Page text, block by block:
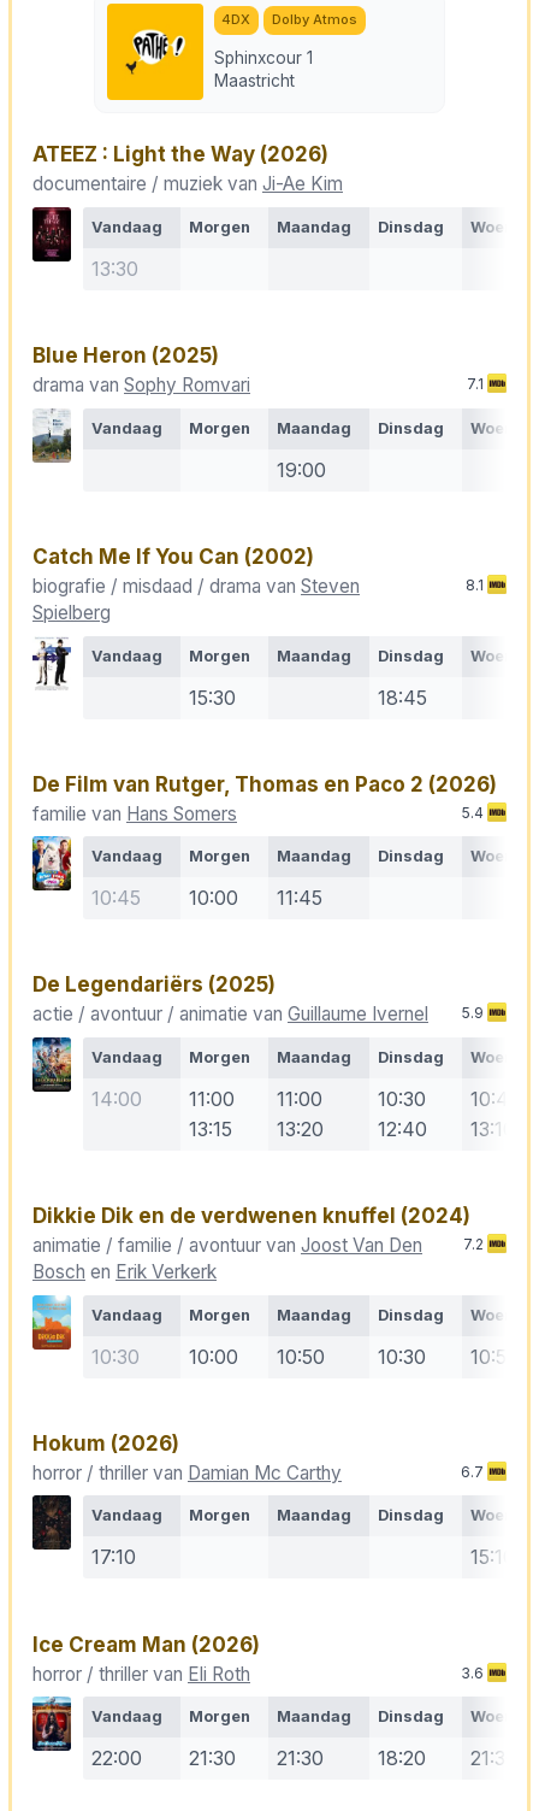
4DX Dolby Atmos
Sphinxcour 1
Maastricht
ATEEZ : Light the Way (2026)
documentaire / muziek van Ji-Ae Kim
Vandaag Morgen Maandag Dinsdag
13:30
Blue Heron (2025)
drama van Sophy Romvari 7.1
Vandaag Morgen Maandag Dinsdag
19:00
Catch Me If You Can (2002)
biografie / misdaad / drama van Steven
Spielberg
8.1
Vandaag Morgen Maandag Dinsdag
15:30 18:45
De Film van Rutger, Thomas en Paco 2 (2026)
familie van Hans Somers 5.4
Vandaag Morgen Maandag Dinsdag
10:45 10:00 11:45
De Legendariërs (2025)
actie / avontuur / animatie van Guillaume Ivernel 5.9
Vandaag Morgen Maandag Dinsdag
14:00
11:00
13:15
11:00
13:20
10:30
12:40
10:40
13:10
Dikkie Dik en de verdwenen knuffel (2024)
animatie / familie / avontuur van Joost Van Den
Bosch en Erik Verkerk
7.2
Vandaag Morgen Maandag Dinsdag
10:30 10:00 10:50 10:30 10:50
Hokum (2026)
horror / thriller van Damian Mc Carthy 6.7
Vandaag Morgen Maandag Dinsdag
17:10 15:10
Ice Cream Man (2026)
horror / thriller van Eli Roth 3.6
Vandaag Morgen Maandag Dinsdag
22:00 21:30 21:30 18:20 21:30